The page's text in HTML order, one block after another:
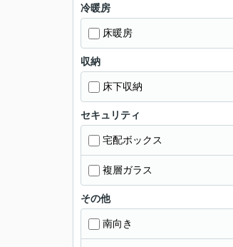
冷暖房
床暖房
収納
床下収納
セキュリティ
宅配ボックス
複層ガラス
その他
南向き